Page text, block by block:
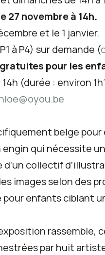
27 novembre à 14h.
et le 1 janvier.
à P4) sur demande (
pour les
(durée : environ
belge
qui nécessite
collectif
images selon des
enfants ciblant
par huit